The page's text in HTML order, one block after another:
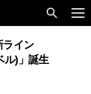
ライン
ル)」誕生